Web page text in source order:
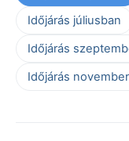
Időjárás júliusban
Időjárás
Időjárás